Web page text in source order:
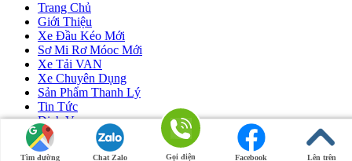
Tìm đường Chat Zalo Gọi điện Facebook Lên trên
Trang Chủ
Giới Thiệu
Xe Đầu Kéo Mới
Sơ Mi Rơ Móoc Mới
Xe Tải VAN
Xe Chuyên Dụng
Sản Phẩm Thanh Lý
Tin Tức
Dịch Vụ
Liên Hệ